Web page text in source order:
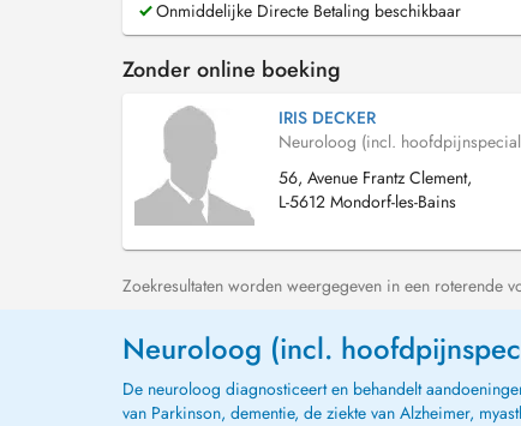
Onmiddelijke Directe Betaling beschikbaar
Zonder online boeking
IRIS DECKER
Neuroloog (incl.
56, Avenue Frantz Clement,
L-5612 Mondorf-les-Bains
Zoekresultaten worden weergegeven in een roterende
Neuroloog (incl.
De neuroloog diagnosticeert en behandelt
van Parkinson, dementie, de ziekte van Alzheimer,